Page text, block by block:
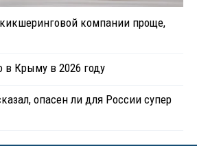
компании проще,
в Крыму в 2026 году
опасен ли для России супер